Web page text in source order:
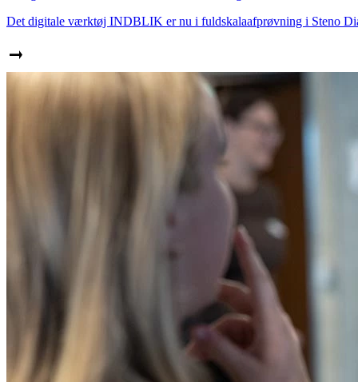
Det digitale værktøj INDBLIK er nu i fuldskalaafprøvning i Steno